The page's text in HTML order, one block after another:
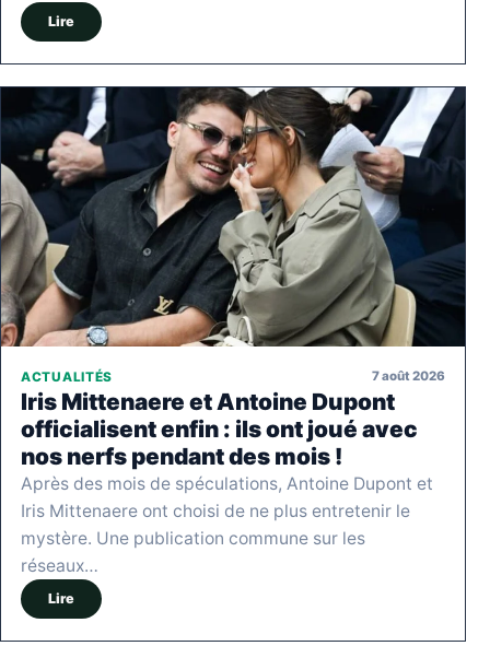
Lire
ACTUALITÉS 7 août 2026
Iris Mittenaere et Antoine Dupont
officialisent enfin : ils ont joué avec
nos nerfs pendant des mois !
Après des mois de spéculations, Antoine Dupont et
Iris Mittenaere ont choisi de ne plus entretenir le
mystère. Une publication commune sur les
réseaux…
Lire